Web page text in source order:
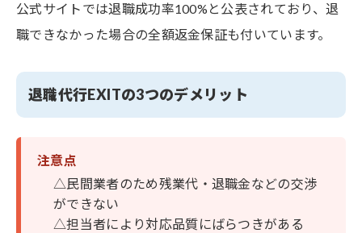
公式サイトでは退職成功率100%と公表されており、退
職できなかった場合の全額返金保証も付いています。
退職代行EXITの3つのデメリット
注意点
△民間業者のため残業代・退職金などの交渉
ができない
△担当者により対応品質にばらつきがある